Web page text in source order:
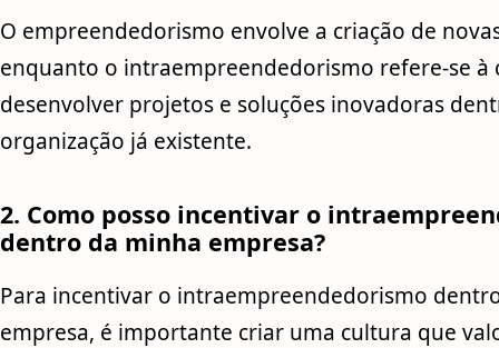
O empreendedorismo envolve a criação de
enquanto o intraempreendedorismo refere-se à
desenvolver projetos e soluções inovadoras
organização já existente.
2. Como posso incentivar o
dentro da minha empresa?
Para incentivar o intraempreendedorismo
empresa, é importante criar uma cultura que